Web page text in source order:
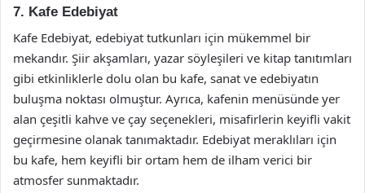
7. Kafe Edebiyat
Kafe Edebiyat, edebiyat tutkunları için mükemmel bir
mekandır. Şiir akşamları, yazar söyleşileri ve kitap tanıtımları
gibi etkinliklerle dolu olan bu kafe, sanat ve edebiyatın
buluşma noktası olmuştur. Ayrıca, kafenin menüsünde yer
alan çeşitli kahve ve çay seçenekleri, misafirlerin keyifli vakit
geçirmesine olanak tanımaktadır. Edebiyat meraklıları için
bu kafe, hem keyifli bir ortam hem de ilham verici bir
atmosfer sunmaktadır.